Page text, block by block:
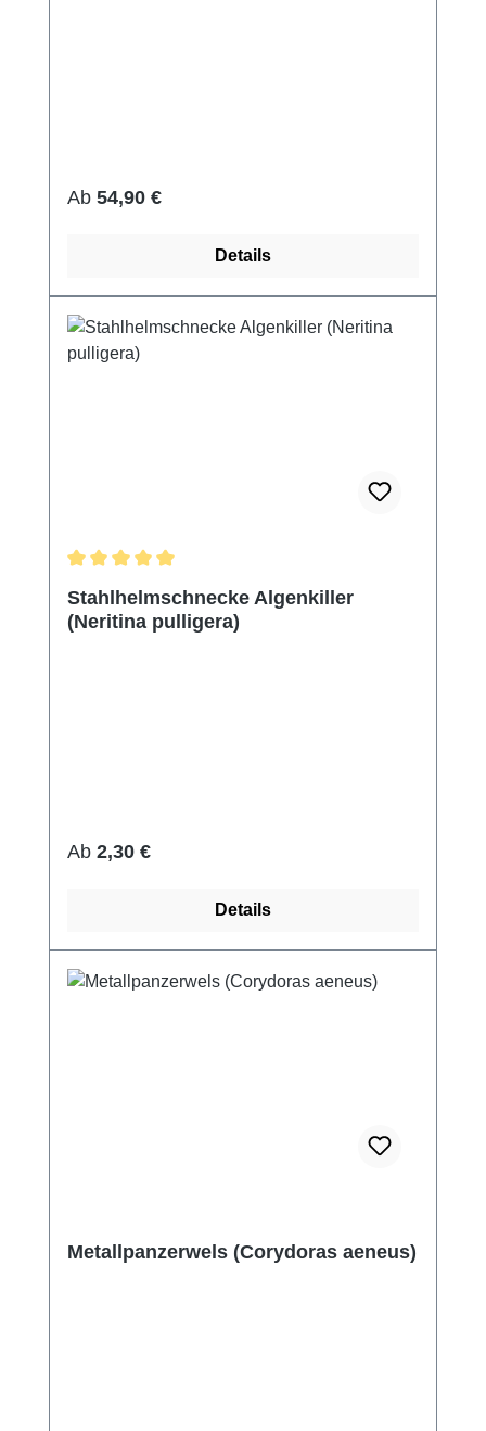
Regulärer Preis:
Ab 54,90 €
Details
Stahlhelmschnecke Algenkiller
(Neritina pulligera)
Regulärer Preis:
Ab 2,30 €
Details
Metallpanzerwels (Corydoras aeneus)